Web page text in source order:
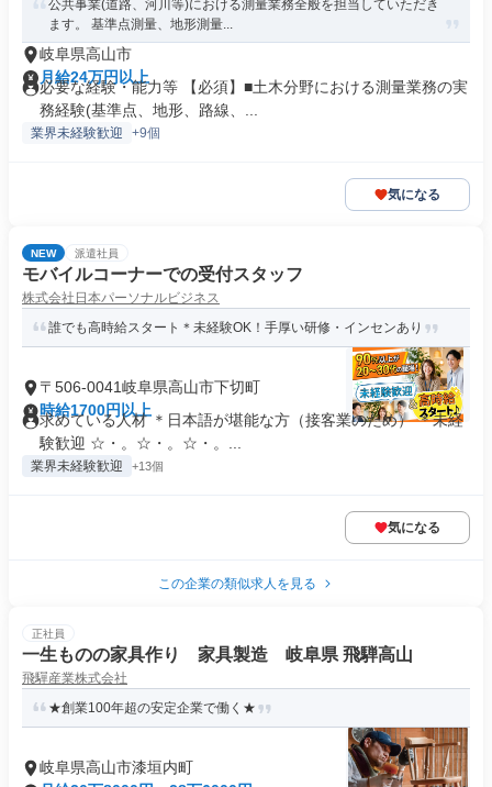
公共事業(道路、河川等)における測量業務全般を担当していただき
ます。 基準点測量、地形測量...
岐阜県高山市
月給24万円以上
必要な経験・能力等 【必須】■土木分野における測量業務の実
務経験(基準点、地形、路線、...
業界未経験歓迎 +9個
気になる
NEW 派遣社員
モバイルコーナーでの受付スタッフ
株式会社日本パーソナルビジネス
誰でも高時給スタート＊未経験OK！手厚い研修・インセンあり
〒506-0041岐阜県高山市下切町
時給1700円以上
求めている人材 ＊日本語が堪能な方（接客業のため） ＊未経
験歓迎 ☆・。☆・。☆・。...
業界未経験歓迎 +13個
気になる
この企業の類似求人を見る
正社員
一生ものの家具作り 家具製造 岐阜県 飛騨高山
飛驒産業株式会社
★創業100年超の安定企業で働く★
岐阜県高山市漆垣内町